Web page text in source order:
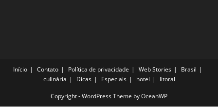
Início Contato Política de privacidade Web Stories
Brasil
culinária
Dicas Especiais hotel litoral
Copyright - WordPress Theme by OceanWP